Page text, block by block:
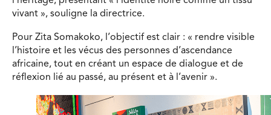
vivant », souligne la directrice.
Pour Zita Somakoko, l’objectif est clair : « rendre visible
l’histoire et les vécus des personnes d’ascendance
africaine, tout en créant un espace de dialogue et de
réflexion lié au passé, au présent et à l’avenir ».